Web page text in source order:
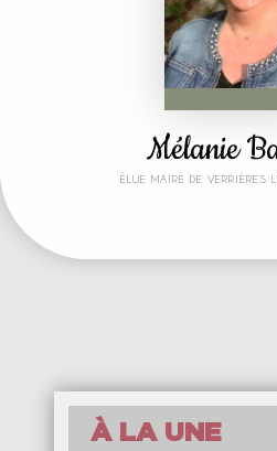
Mélanie
ÉLUE MAIRE DE